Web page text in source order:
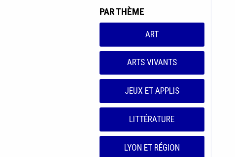
PAR THÈME
ART
ARTS VIVANTS
JEUX ET APPLIS
LITTÉRATURE
LYON ET RÉGION